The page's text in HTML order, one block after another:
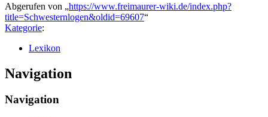
Abgerufen von „https://www.freimaurer-wiki.de/index.php?
title=Schwesternlogen&oldid=69607“
Kategorie:
Lexikon
Navigation
Navigation